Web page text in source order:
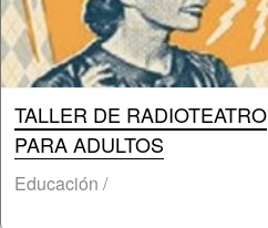
TALLER DE RADIOTEATRO
PARA ADULTOS
Educación /